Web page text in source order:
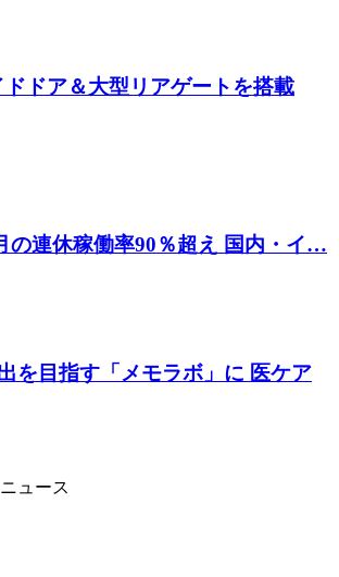
ドア＆大型リアゲートを搭載
の連休稼働率90％超え 国内・イ…
を目指す「メモラボ」に 医ケア
ュース